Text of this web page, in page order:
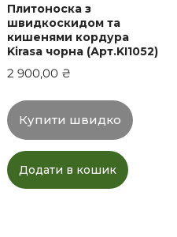
Плитоноска з
швидкоскидом та
кишенями кордура
Kirasa чорна (Арт.KI1052)
2 900,00 ₴
Купити швидко
Додати в кошик